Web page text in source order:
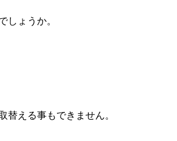
しょうか。
替える事もできません。